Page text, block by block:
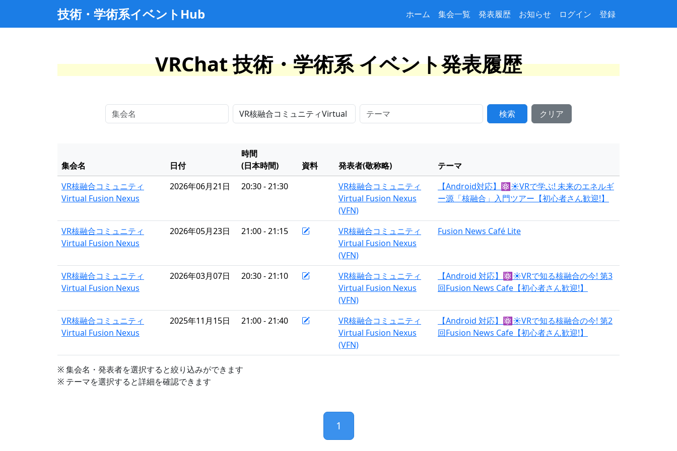
技術・学術系イベントHub ホーム 集会一覧 発表履歴 お知らせ ログイン 登録
VRChat 技術・学術系 イベント発表履歴
検索 クリア
集会名 日付
時間
(日本時間)
資料 発表者(敬称略)
テーマ
VR核融合コミュニティ
Virtual Fusion Nexus
2026年06月21日 20:30 - 21:30
VR核融合コミュニティ
Virtual Fusion Nexus
(VFN)
【Android対応】⚛️☀️VRで学ぶ! 未来のエネルギ
ー源「核融合」入門ツアー【初心者さん歓迎!】
VR核融合コミュニティ
Virtual Fusion Nexus
2026年05月23日 21:00 - 21:15
VR核融合コミュニティ
Virtual Fusion Nexus
(VFN)
Fusion News Café Lite
VR核融合コミュニティ
Virtual Fusion Nexus
2026年03月07日 20:30 - 21:10
VR核融合コミュニティ
Virtual Fusion Nexus
(VFN)
【Android 対応】⚛️☀️VRで知る核融合の今! 第3
回Fusion News Cafe【初心者さん歓迎!】
VR核融合コミュニティ
Virtual Fusion Nexus
2025年11月15日 21:00 - 21:40
VR核融合コミュニティ
Virtual Fusion Nexus
(VFN)
【Android 対応】⚛️☀️VRで知る核融合の今! 第2
回Fusion News Cafe【初心者さん歓迎!】
※ 集会名・発表者を選択すると絞り込みができます
※ テーマを選択すると詳細を確認できます
1